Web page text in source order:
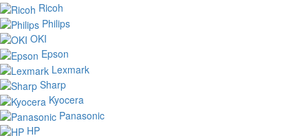
Ricoh
Philips
OKI
Epson
Lexmark
Sharp
Kyocera
Panasonic
HP